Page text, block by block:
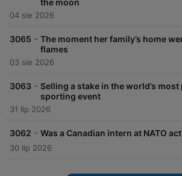
the moon
04 sie 2026
3065 - The moment her family’s home
flames
03 sie 2026
3063 - Selling a stake in the world’s
sporting event
31 lip 2026
3062 - Was a Canadian intern at NATO
30 lip 2026